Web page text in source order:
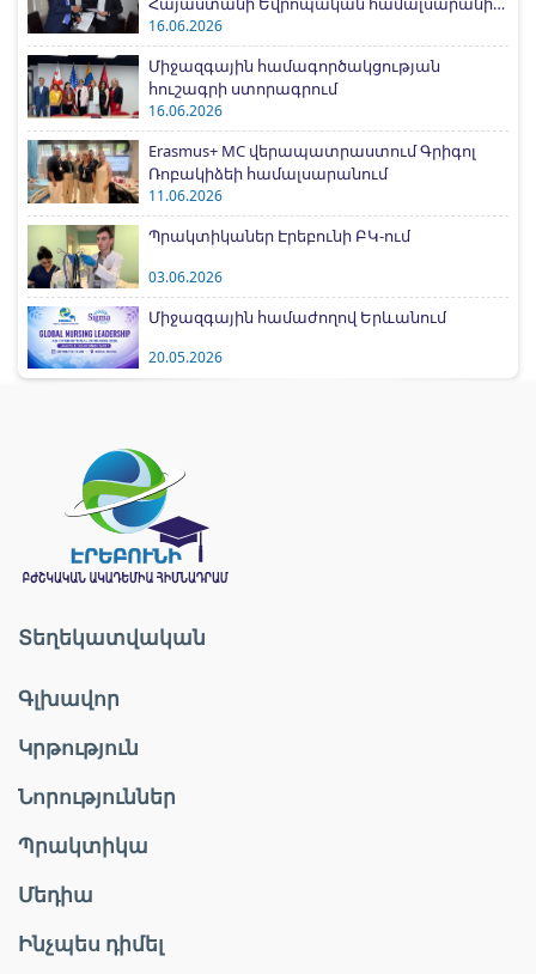
հետ
16.06.2026
Միջազգային համագործակցության
հուշագրի ստորագրում
16.06.2026
Erasmus+ MC վերապատրաստում Գրիգոլ
Ռոբակիձեի համալսարանում
11.06.2026
Պրակտիկաներ Էրեբունի ԲԿ-ում
03.06.2026
Միջազգային համաժողով Երևանում
20.05.2026
Տեղեկատվական
Գլխավոր
Կրթություն
Նորություններ
Պրակտիկա
Մեդիա
Ինչպես դիմել